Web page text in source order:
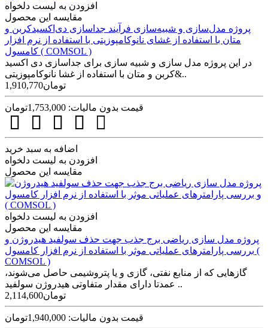
افزودن به لیست دلخواه
مقایسه این محصول
پروژه مدل‌سازی و شبیه‌سازی فرآیند جداسازی دی‌اکسید‌کربن و
متان با استفاده از غشای نانوکامپوزیتی با استفاده از نرم افزار
کامسول ( COMSOL )
در این پروژه مدل سازی و شبیه سازی برای جداسازی دی اکسید
کربن و متان با استفاده از غشا نانوکامپوزیتی&..
1,910,770تومان
قیمت بدون مالیات: 1,753,000تومان
اضافه به سبد خرید
افزودن به لیست دلخواه
مقایسه این محصول
افزودن به لیست دلخواه
مقایسه این محصول
پروژه مدل سازی ریاضی برج جذب جهت حذف سولفید هیدروژن و
بررسی پارامترهای عملیاتی موثر با استفاده از نرم افزار کامسول (
COMSOL )
گازهایی که از منابع نفتی، گازی و یا پتروشیمی حاصل می‌شوند،
عمدتا دارای مقدار متفاوتی هیدروژن سولفید ..
2,114,600تومان
قیمت بدون مالیات: 1,940,000تومان